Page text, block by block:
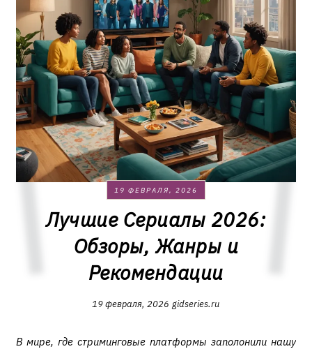
19 ФЕВРАЛЯ, 2026
Лучшие Сериалы 2026:
Обзоры, Жанры и
Рекомендации
19 февраля, 2026 gidseries.ru
В мире, где стриминговые платформы заполонили нашу